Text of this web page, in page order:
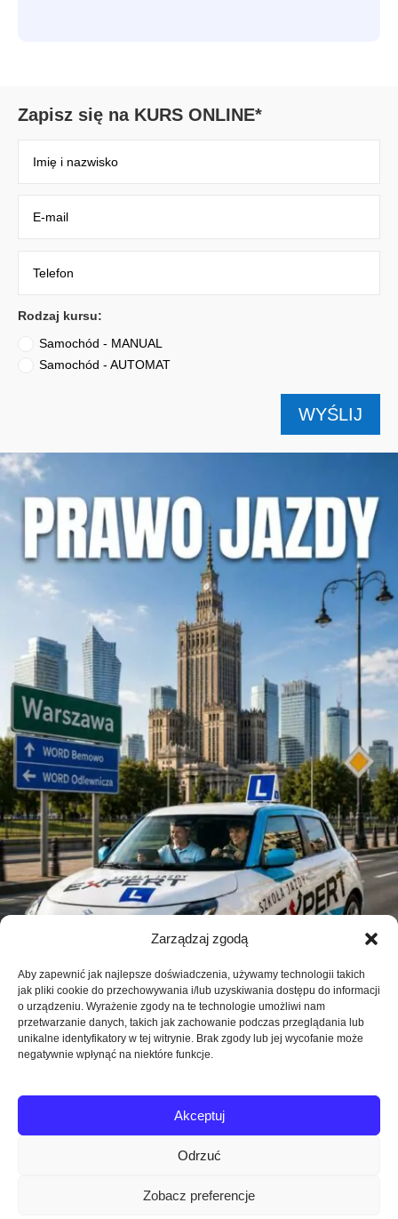
Zarządzaj zgodą
Aby zapewnić jak najlepsze doświadczenia, używamy technologii takich
jak pliki cookie do przechowywania i/lub uzyskiwania dostępu do informacji
o urządzeniu. Wyrażenie zgody na te technologie umożliwi nam
przetwarzanie danych, takich jak zachowanie podczas przeglądania lub
unikalne identyfikatory w tej witrynie. Brak zgody lub jej wycofanie może
negatywnie wpłynąć na niektóre funkcje.
Akceptuj
Odrzuć
Zobacz preferencje
Zapisz się na KURS ONLINE*
Rodzaj kursu:
Samochód - MANUAL
Samochód - AUTOMAT
WYŚLIJ